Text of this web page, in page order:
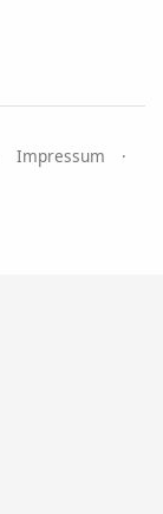
Impressum
·